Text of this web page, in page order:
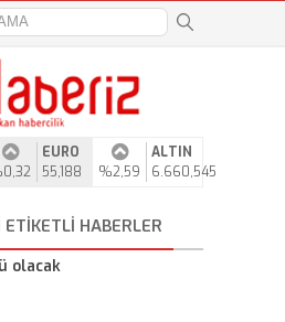
EURO
55,188
%2,59
ALTIN
6.660,545
ETIKETLI HABERLER
olacak